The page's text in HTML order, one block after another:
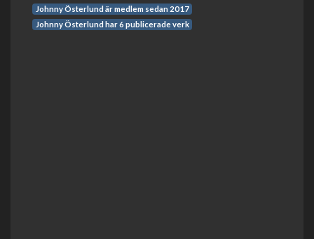
Johnny Österlund är medlem sedan 2017
Johnny Österlund har 6 publicerade verk